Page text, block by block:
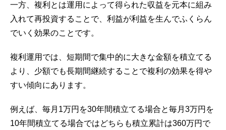
一方、複利とは運用によって得られた収益を元本に組み
入れて再投資することで、利益が利益を生んでふくらん
でいく効果のことです。
複利運用では、短期間で集中的に大きな金額を積立てる
より、少額でも長期間継続することで複利の効果を得や
すい傾向にあります。
例えば、毎月1万円を30年間積立てる場合と毎月3万円を
10年間積立てる場合ではどちらも積立累計は360万円で